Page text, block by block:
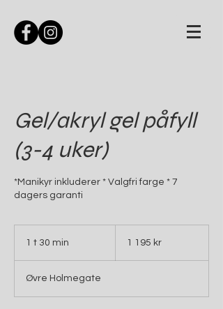
Gel/akryl gel påfyll
(3-4 uker)
*Manikyr inkluderer * Valgfri farge * 7
dagers garanti
1 t 30 min
m
i
kroner1 195 kr
Øvre Holmegate